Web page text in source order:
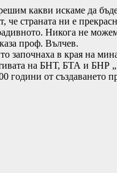
какви искаме да
че страната ни е
Никога не
проф. Вълчев.
започнаха в края на
на БНТ, БТА и БНР
години от създаването